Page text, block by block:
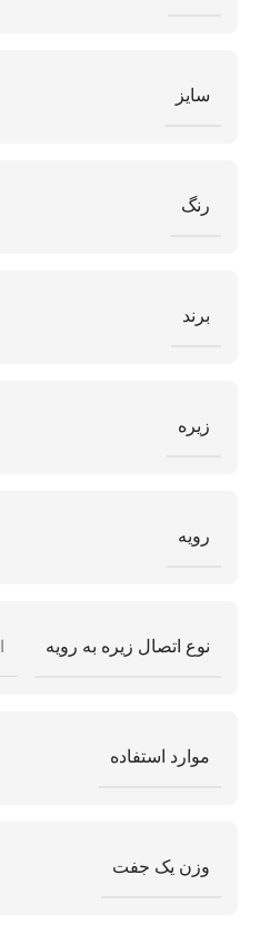
سایز
رنگ
برند
زیره
رویه
نوع اتصال زیره به رویه
موارد استفاده
وزن یک جفت